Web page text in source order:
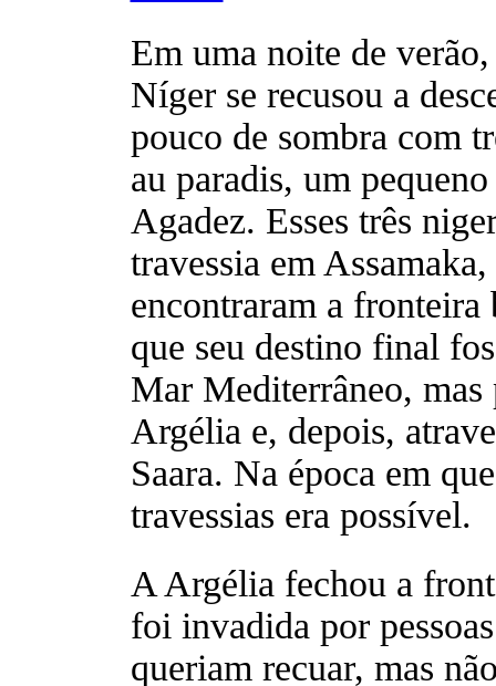
Em uma noite de
Níger se recusou a
pouco de sombra com
au paradis, um
Agadez. Esses três
travessia em
encontraram a fronteira
que seu destino final
Mar Mediterrâneo,
Argélia e, depois,
Saara. Na época em
travessias era possível.
A Argélia fechou a
foi invadida por
queriam recuar, mas